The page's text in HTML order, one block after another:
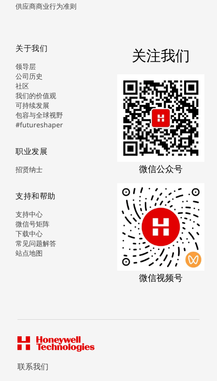
供应商商业行为准则
关于我们
领导层
公司历史
社区
我们的价值观
可持续发展
包容与全球视野
#futureshaper
职业发展
招贤纳士
支持和帮助
支持中心
微信号矩阵
下载中心
常见问题解答
站点地图
关注我们
微信公众号
微信视频号
联系我们